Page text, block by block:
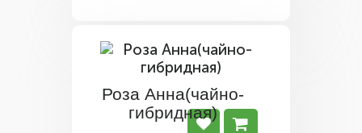
Роза Анна(чайно-
гибридная)